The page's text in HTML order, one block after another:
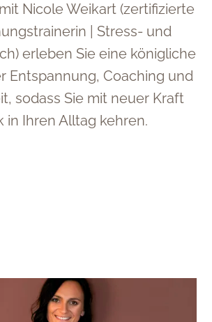
Nicole Weikart (zertifizierte
| Stress- und
erleben Sie eine königliche
Entspannung, Coaching und
sodass Sie mit neuer Kraft
in Ihren Alltag kehren.